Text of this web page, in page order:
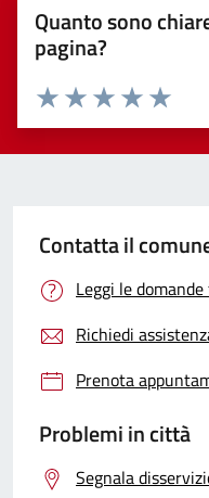
Quanto sono
pagina?
Valuta
Valuta 4
Valuta 3 stelle
Valuta 2 stelle su 5
Valuta 1 stelle su 5
Contatta il
Leggi le
Richiedi
Prenota
Problemi in città
Segnala